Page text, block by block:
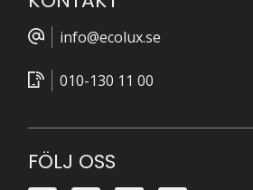
info@ecolux.se
010-130 11 00
FÖLJ OSS